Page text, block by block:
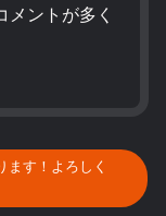
ントが多く
ます！よろしく